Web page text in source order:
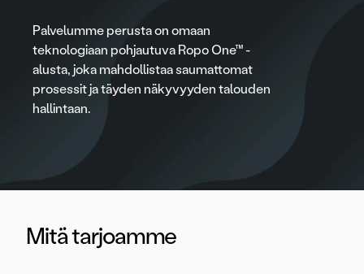
Palvelumme perusta on omaan
teknologiaan pohjautuva Ropo One™ -
alusta, joka mahdollistaa saumattomat
prosessit ja täyden näkyvyyden talouden
hallintaan.
Mitä tarjoamme